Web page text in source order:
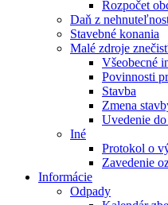
Rozpočet
Daň z
Stavebné konania
Malé zdroje
Všeobecné
Povinnosti
Stavba
Zmena
Uvedenie
Iné
Protokol o
Zavedenie
Informácie
Odpady